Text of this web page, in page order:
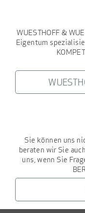
WUESTHOFF &
Eigentum
Sie können uns
beraten wir Sie
uns, wenn Sie